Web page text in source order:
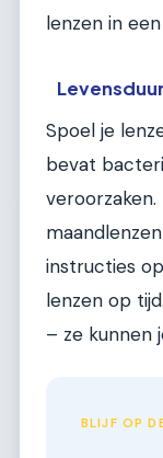
lenzen in
Spoel je
bevat
instructies
lenzen op
– ze kunnen
BLIJF OP